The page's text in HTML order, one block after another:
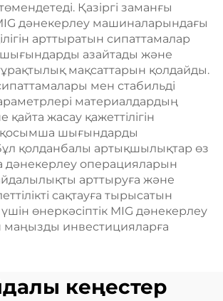
Қазіргі заманғы
дәнекерлеу машиналарындағы
арттыратын сипаттамалар
азайтады және
мақсаттарын қолдайды.
мен стабильді
материалдардың
жасау қажеттілігін
қосымша шығындарды
қолданбалы артықшылықтар өз
дәнекерлеу операцияларын
арттыруға және
сақтауға тырысатын
өнеркәсіптік MIG дәнекерлеу
инвестицияларға
кеңестер